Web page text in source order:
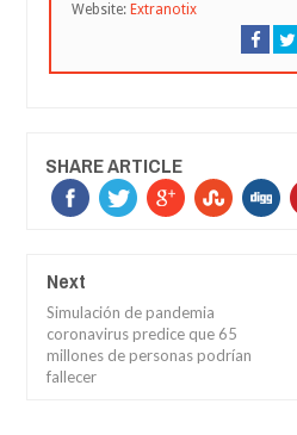
Website: Extranotix
SHARE ARTICLE
Next
Simulación de pandemia
coronavirus predice que 65
millones de personas podrían
fallecer